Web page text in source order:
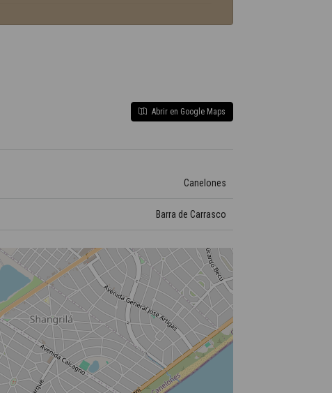
Abrir en Google Maps
Canelones
Barra de Carrasco